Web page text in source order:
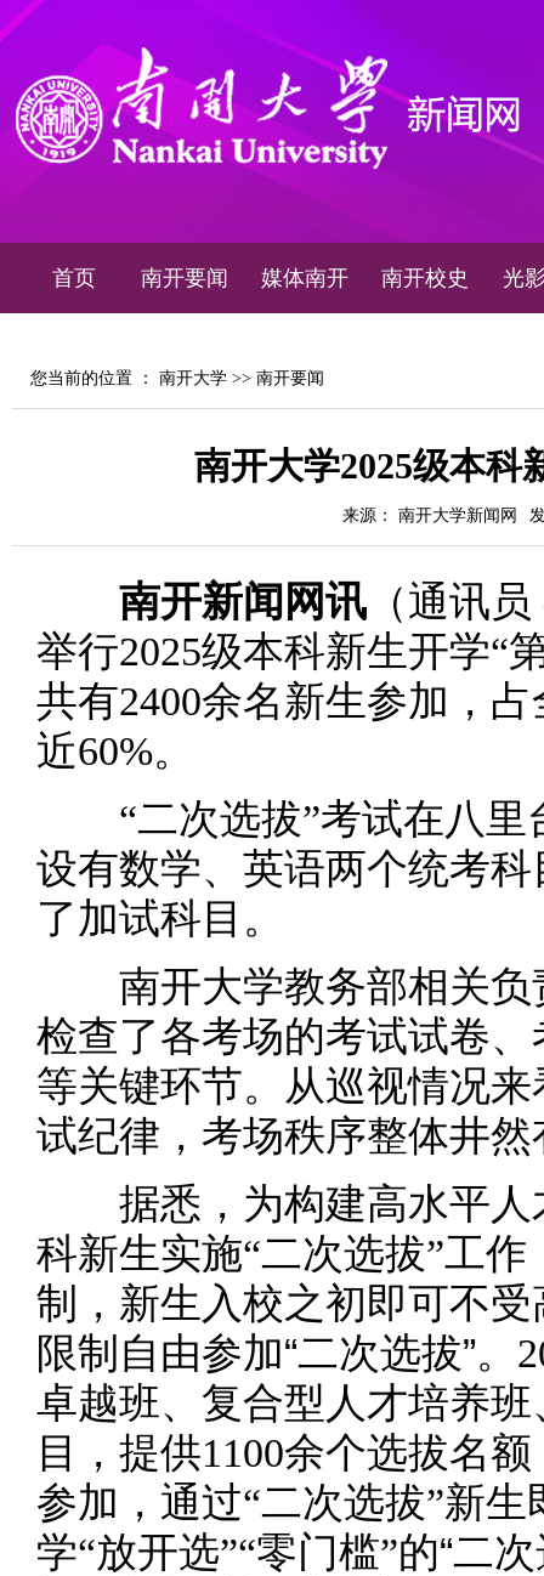
首页 南开要闻 媒体南开 南开校史 光
您当前的位置 ： 南开大学 >> 南开要闻
南开大学2025级本科
来源： 南开大学新闻网
南开新闻网讯 （通讯
举行2025级本科新生开学
共有2400余名新生参加，
近60%。
“二次选拔”考试在八里
设有数学、英语两个统考
了加试科目。
南开大学教务部相关负
检查了各考场的考试试卷
等关键环节。从巡视情况
试纪律，考场秩序整体井然
据悉，为构建高水平人
科新生实施“二次选拔”工作
制，新生入校之初即可不
限制自由参加“二次选拔”。
卓越班、复合型人才培养
目，提供1100余个选拔名
参加，通过“二次选拔”新
学“放开选”“零门槛”的“二